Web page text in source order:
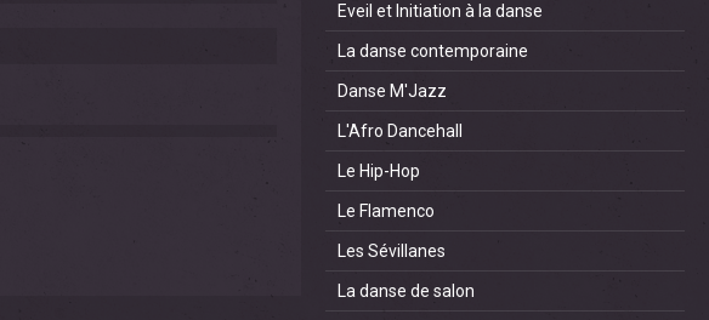
Eveil et Initiation à la danse
La danse contemporaine
Danse M'Jazz
L'Afro Dancehall
Le Hip-Hop
Le Flamenco
Les Sévillanes
La danse de salon